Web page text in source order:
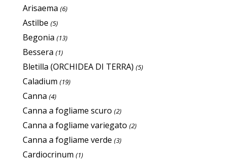
Arisaema (6)
Astilbe (5)
Begonia (13)
Bessera (1)
Bletilla (ORCHIDEA DI TERRA) (5)
Caladium (19)
Canna (4)
Canna a fogliame scuro (2)
Canna a fogliame variegato (2)
Canna a fogliame verde (3)
Cardiocrinum (1)